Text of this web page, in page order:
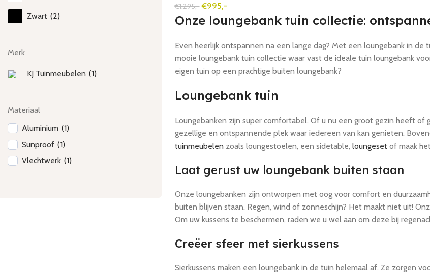
Zwart (2)
Merk
KJ Tuinmeubelen (1)
Materiaal
Aluminium (1)
Sunproof (1)
Vlechtwerk (1)
€1.295,- €995,-
Onze loungebank tuin collectie:
Even heerlijk ontspannen na een lange dag? Met een loungebank in
mooie loungebank tuin collectie waar vast de ideale tuin loungebank
eigen tuin op een prachtige buiten loungebank?
Loungebank tuin
Loungebanken zijn super comfortabel. Of u nu een groot gezin heeft
gezellige en ontspannende plek waar iedereen van kan genieten.
tuinmeubelenzoals loungestoelen, een sidetable, loungesetof maak
Laat gerust uw loungebank buiten staan
Onze loungebanken zijn ontworpen met oog voor comfort en
buiten blijven staan. Regen, wind of zonneschijn? Het maakt niet uit!
Om uw kussens te beschermen, raden we u wel aan om deze bij
Creëer sfeer met sierkussens
Sierkussens maken een loungebank in de tuin helemaal af. Ze zorgen